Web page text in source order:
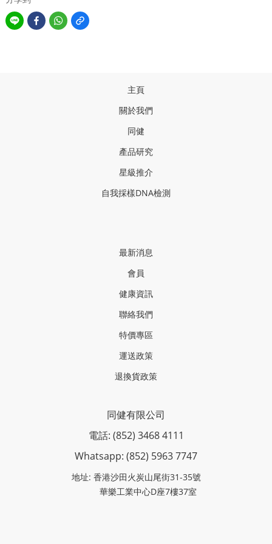
主頁
關於我們
同健
產品研究
星級推介
自我採樣DNA檢測
最新消息
會員
健康資訊
聯絡我們
特價專區
運送政策
退換貨政策
同健有限公司
電話: (852) 3468 4111
Whatsapp: (852) 5963 7747
地址: 香港沙田火炭山尾街31-35號
華樂工業中心D座7樓37室